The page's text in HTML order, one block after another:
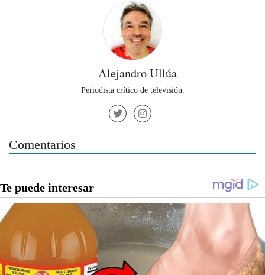
Alejandro Ullúa
Periodista crítico de televisión.
Comentarios